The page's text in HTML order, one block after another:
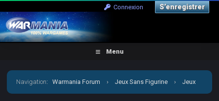
Connexion S’enregistrer
Menu
Navigation:Warmania Forum › Jeux Sans Figurine › Jeux